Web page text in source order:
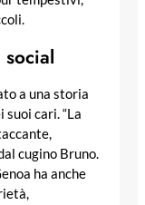
social
a una storia
cari. “La
cugino Bruno.
ha anche